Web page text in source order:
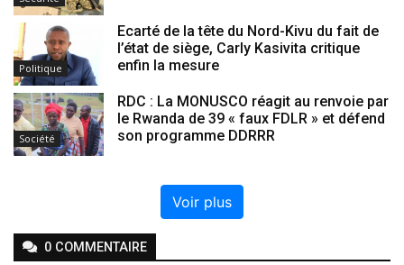
Politique
Ecarté de la tête du Nord-Kivu du fait de
l’état de siège, Carly Kasivita critique
enfin la mesure
Société
RDC : La MONUSCO réagit au renvoie par
le Rwanda de 39 « faux FDLR » et défend
son programme DDRRR
Voir plus
0 COMMENTAIRE